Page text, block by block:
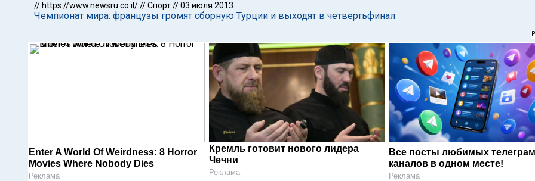
// https://www.newsru.co.il///Спорт//03 июля 2013
Чемпионат мира: французы громят сборную Турции и выходят в четвертьфинал
Enter A World Of Weirdness: 8 Horror
Movies Where Nobody Dies
Реклама
Кремль готовит нового лидера
Чечни
Реклама
Все посты любимых
каналов в одном месте!
Реклама